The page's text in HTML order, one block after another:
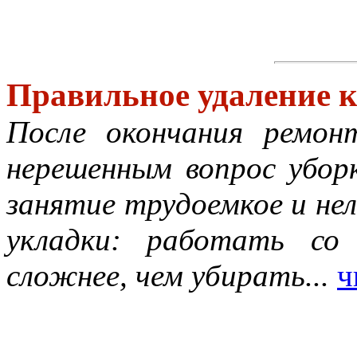
Правильное удаление
После окончания
нерешенным вопрос
занятие трудоемкое и
укладки: работать со
сложнее, чем убирать...